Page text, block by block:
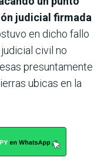
judicial firmada
en dicho fallo
civil no
presuntamente
ubicas en la